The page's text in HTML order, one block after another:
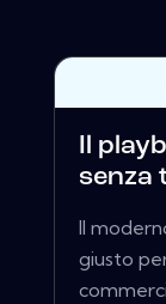
Il
senza
Il
giusto